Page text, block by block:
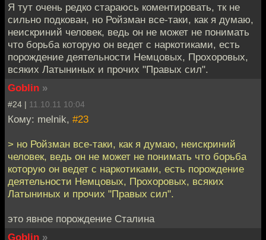
Я тут очень редко стараюсь коментировать, тк не
сильно подкован, но Ройзман все-таки, как я думаю,
неискриний человек, ведь он не может не понимать
что борьба которую он ведет с наркотиками, есть
порождение деятельности Немцовых, Прохоровых,
всяких Латыниных и прочих "Правых сил".
Goblin »
#24 | 11.10.11 10:04
Кому: melnik, #23
> но Ройзман все-таки, как я думаю, неискриний
человек, ведь он не может не понимать что борьба
которую он ведет с наркотиками, есть порождение
деятельности Немцовых, Прохоровых, всяких
Латыниных и прочих "Правых сил".
это явное порождение Сталина
Goblin »